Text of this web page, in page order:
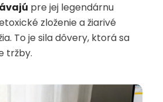
pre jej legendárnu
zloženie a žiarivé
To je sila dôvery, ktorá sa
tržby.